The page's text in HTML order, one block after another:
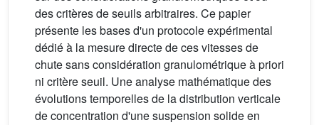
des critères de seuils arbitraires. Ce papier
présente les bases d'un protocole expérimental
dédié à la mesure directe de ces vitesses de
chute sans considération granulométrique à priori
ni critère seuil. Une analyse mathématique des
évolutions temporelles de la distribution verticale
de concentration d'une suspension solide en